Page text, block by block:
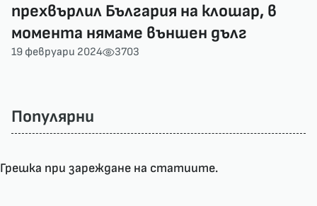
прехвърлил България на клошар, в
момента нямаме външен дълг
19 февруари 2024 3703
Популярни
Грешка при зареждане на статиите.